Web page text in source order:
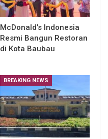
McDonald’s Indonesia
Resmi Bangun Restoran
di Kota Baubau
BREAKING NEWS